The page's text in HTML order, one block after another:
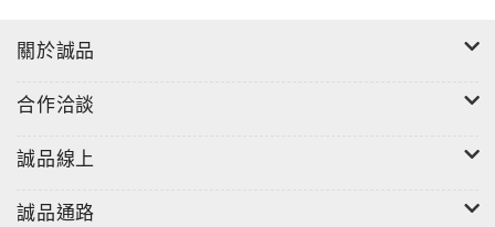
關於誠品
合作洽談
誠品線上
誠品通路